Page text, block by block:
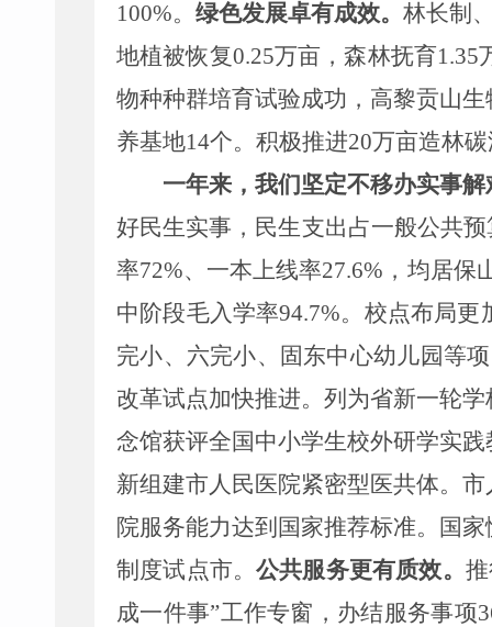
100%。绿色发展卓有成效。林长制
地植被恢复0.25万亩，森林抚育1.35
物种种群培育试验成功 ， 高黎贡山
养基地14个。 积极推进20万亩造林
一年来，我们坚定不移办实事
好民生实事， 民生支出占一般公共
率72%、 一本上线率27.6% ，均居保
中阶段毛入学率94.7%。 校点布局更
完小、 六完小、固东中心幼儿园等
改革试点加快推进。列为省新一轮
念馆获评全国中小学生校外研学实
新组建市人民医院紧密型医共体。市
院服务能力达到国家推荐标准。国
制度试点市。公共服务更有质效。
成一件事”工作专窗，办结服务事项